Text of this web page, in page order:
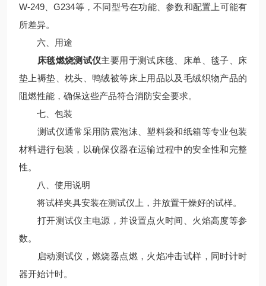
W-249、G234等，不同型号在功能、参数和配置上可能有
所差异。
六、用途
床毯燃烧测试仪主要用于测试床毯、床单、毯子、床
垫上褥垫、枕头、鸭绒被等床上用品以及毛绒织物产品的
阻燃性能，确保这些产品符合消防安全要求。
七、包装
测试仪通常采用防震泡沫、塑料袋和纸箱等专业包装
材料进行包装，以确保仪器在运输过程中的安全性和完整
性。
八、使用说明
将试样夹具安装在测试仪上，并放置干燥好的试样。
打开测试仪主电源，并设置点火时间、火焰高度等参
数。
启动测试仪，燃烧器点燃，火焰冲击试样，同时计时
器开始计时。